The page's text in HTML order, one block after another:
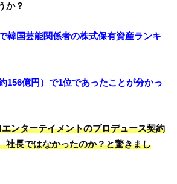
か？
韓国芸能関係者の株式保有資産ランキ
156億円）で1位であったことが分かっ
ンターテイメントのプロデュース契約
社長ではなかったのか？と驚きまし